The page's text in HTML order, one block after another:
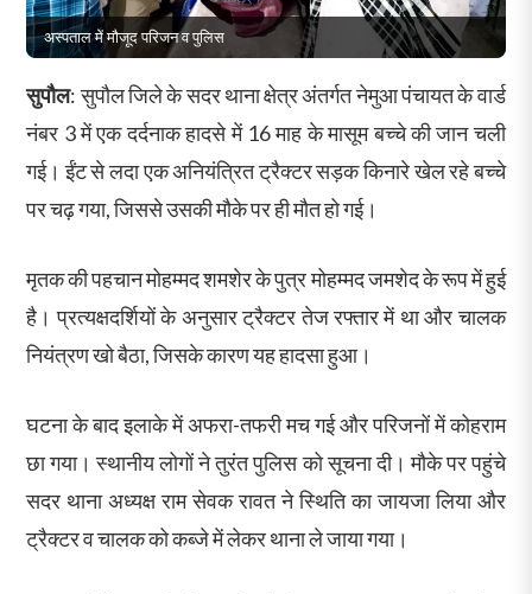
अस्पताल में मौजूद परिजन व पुलिस
सुपौल: सुपौल जिले के सदर थाना क्षेत्र अंतर्गत नेमुआ पंचायत के वार्ड
नंबर 3 में एक दर्दनाक हादसे में 16 माह के मासूम बच्चे की जान चली
गई। ईंट से लदा एक अनियंत्रित ट्रैक्टर सड़क किनारे खेल रहे बच्चे
पर चढ़ गया, जिससे उसकी मौके पर ही मौत हो गई।
मृतक की पहचान मोहम्मद शमशेर के पुत्र मोहम्मद जमशेद के रूप में हुई
है। प्रत्यक्षदर्शियों के अनुसार ट्रैक्टर तेज रफ्तार में था और चालक
नियंत्रण खो बैठा, जिसके कारण यह हादसा हुआ।
घटना के बाद इलाके में अफरा-तफरी मच गई और परिजनों में कोहराम
छा गया। स्थानीय लोगों ने तुरंत पुलिस को सूचना दी। मौके पर पहुंचे
सदर थाना अध्यक्ष राम सेवक रावत ने स्थिति का जायजा लिया और
ट्रैक्टर व चालक को कब्जे में लेकर थाना ले जाया गया।